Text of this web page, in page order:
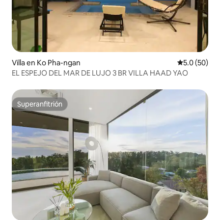
Villa en Ko Pha-ngan Calificación
5.0 (50)
EL ESPEJO DEL MAR DE LUJO 3 BR VILLA HAAD YAO
Superanfitrión
Superanfitrión